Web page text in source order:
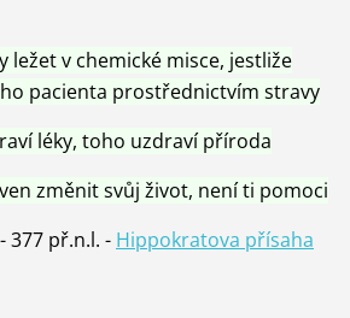
ležet v chemické misce, jestliže
pacienta prostřednictvím stravy
léky, toho uzdraví příroda
změnit svůj život, není ti pomoci
377 př.n.l. - Hippokratova přísaha